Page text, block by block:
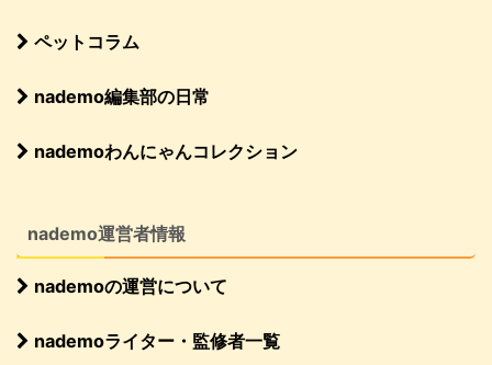
ペットコラム
nademo編集部の日常
nademoわんにゃんコレクション
nademo運営者情報
nademoの運営について
nademoライター・監修者一覧